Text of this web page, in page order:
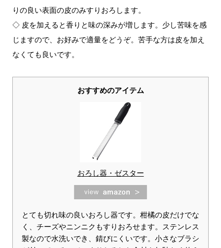
りの良い表面の皮のみすりおろします。
◇ 皮を加えると香りと味の深みが増します。少し苦味を感
じますので、お好みで適量をどうぞ。苦手な方は皮を加え
なくても良いです。
おすすめのアイテム
おろし器・ゼスター
とても切れ味の良いおろし器です。柑橘の皮だけでな
く、チーズやニンニクもすりおろせます。ステンレス
製なので水洗いでき、錆びにくいです。小さなブラシ